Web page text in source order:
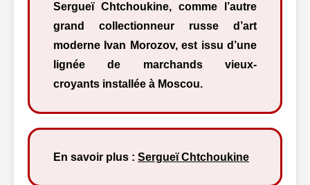
Sergueï Chtchoukine, comme l’autre
grand collectionneur russe d’art
moderne Ivan Morozov, est issu d’une
lignée de marchands vieux-
croyants installée à Moscou.
En savoir plus : Sergueï Chtchoukine